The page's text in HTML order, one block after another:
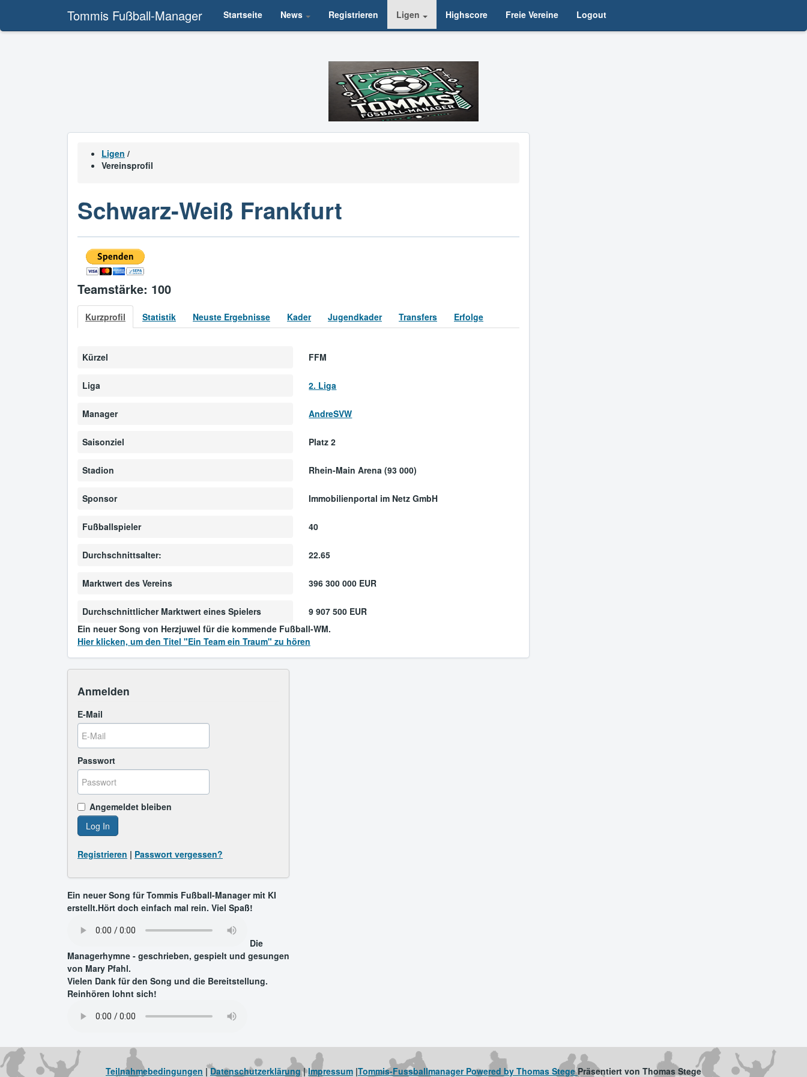
Tommis Fußball-Manager Startseite News Registrieren Ligen Highscore Freie Vereine Logout
Ligen /
Vereinsprofil
Schwarz-Weiß Frankfurt
Teamstärke: 100
Kurzprofil Statistik Neuste Ergebnisse Kader Jugendkader Transfers Erfolge
Kürzel FFM
Liga 2. Liga
Manager AndreSVW
Saisonziel Platz 2
Stadion Rhein-Main Arena (93 000)
Sponsor Immobilienportal im Netz GmbH
Fußballspieler 40
Durchschnittsalter: 22.65
Marktwert des Vereins 396 300 000 EUR
Durchschnittlicher Marktwert eines Spielers
9 907 500 EUR
Ein neuer Song von Herzjuwel für die kommende Fußball-WM.
Hier klicken, um den Titel "Ein Team ein Traum" zu hören
Anmelden
E-Mail
Passwort
Angemeldet bleiben
Log In
Registrieren | Passwort vergessen?
Ein neuer Song für Tommis Fußball-Manager mit KI
erstellt.Hört doch einfach mal rein. Viel Spaß!
Die
Managerhymne - geschrieben, gespielt und gesungen
von Mary Pfahl.
Vielen Dank für den Song und die Bereitstellung.
Reinhören lohnt sich!
Teilnahmebedingungen |Datenschutzerklärung|Impressum |Tommis-Fussballmanager Powered by Thomas StegePräsentiert von Thomas Stege